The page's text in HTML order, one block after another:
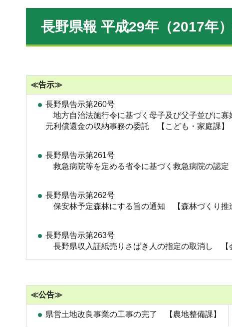
長野県報 平成29年（2017年
≪告示≫
長野県告示第260号
地方自治法施行令に基づく母子及び父子並びに寡
元利償還金の収納事務の委託 【こども・家庭課】
長野県告示第261号
救急病院等を定める省令に基づく救急病院の認定
長野県告示第262号
保安林予定森林にする旨の通知 【森林づくり推
長野県告示第263号
長野県収入証紙売りさばき人の指定の取消し 【
≪公告≫
県営土地改良事業の工事の完了 【農地整備課】